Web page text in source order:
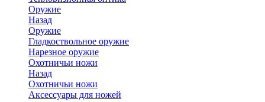
Оружие
Назад
Оружие
Гладкоствольное оружие
Нарезное оружие
Охотничьи ножи
Назад
Охотничьи ножи
Аксессуары для ножей